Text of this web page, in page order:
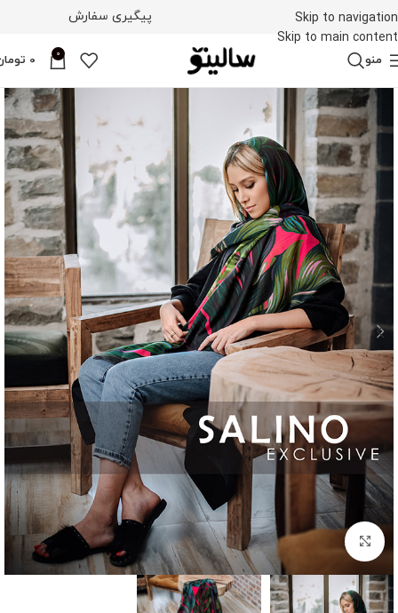
Skip to navigation
Skip to main content
پیگیری سفارش
منو 0
0
بزرگنمایی تصویر